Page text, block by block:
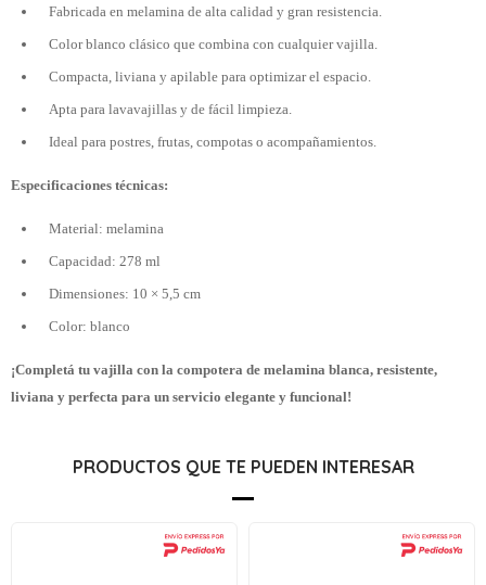
Fabricada en melamina de alta calidad y gran resistencia.
Color blanco clásico que combina con cualquier vajilla.
Compacta, liviana y apilable para optimizar el espacio.
Apta para lavavajillas y de fácil limpieza.
Ideal para postres, frutas, compotas o acompañamientos.
Especificaciones técnicas:
Material: melamina
Capacidad: 278 ml
Dimensiones: 10 × 5,5 cm
Color: blanco
¡Completá tu vajilla con la compotera de melamina blanca, resistente,
liviana y perfecta para un servicio elegante y funcional!
PRODUCTOS QUE TE PUEDEN INTERESAR